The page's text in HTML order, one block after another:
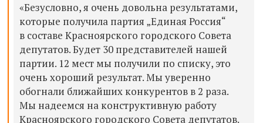
«Безусловно, я очень довольна результатами,
которые получила партия „Единая Россия“
в составе Красноярского городского Совета
депутатов. Будет 30 представителей нашей
партии. 12 мест мы получили по списку, это
очень хороший результат. Мы уверенно
обогнали ближайших конкурентов в 2 раза.
Мы надеемся на конструктивную работу
Красноярского городского Совета депутатов.